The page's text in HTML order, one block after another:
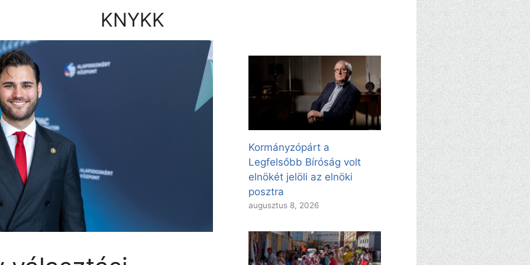
KNYKK
Kormányzópárt a
Legfelsőbb Bíróság volt
elnökét jelöli az elnöki
posztra
augusztus 8, 2026